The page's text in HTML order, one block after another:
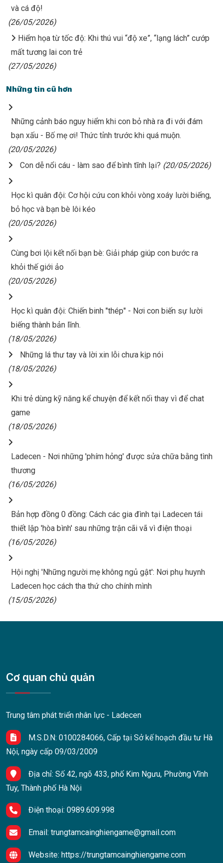
và cá độ!
(26/05/2026)
Hiểm họa từ tốc độ: Khi thú vui “độ xe”, “lạng lách” cướp
mất tương lai con trẻ
(27/05/2026)
Những tin cũ hơn
Những cảnh báo nguy hiểm khi con bỏ nhà ra đi với đám
bạn xấu - Bố mẹ ơi! Thức tỉnh trước khi quá muộn.
(20/05/2026)
Con dễ nổi cáu - làm sao để bình tĩnh lại? (20/05/2026)
Học kì quân đội: Cơ hội cứu con khỏi vòng xoáy lười biếng,
bỏ học và bạn bè lôi kéo
(20/05/2026)
Cùng bơi lội kết nối bạn bè: Giải pháp giúp con bước ra
khỏi thế giới ảo
(20/05/2026)
Học kì quân đội: Chiến binh "thép" - Nơi con biến sự lười
biếng thành bản lĩnh.
(18/05/2026)
Những lá thư tay và lời xin lỗi chưa kịp nói
(18/05/2026)
Khi trẻ dùng kỹ năng kể chuyện để kết nối thay vì để chat
game
(18/05/2026)
Ladecen - Nơi những 'phím hỏng' được sửa chữa bằng tình
thương
(16/05/2026)
Bản hợp đồng 0 đồng: Cách các gia đình tại Ladecen tái
thiết lập 'hòa bình' sau những trận cãi vã vì điện thoại
(16/05/2026)
Hội nghị 'Những người mẹ không ngủ gật': Nơi phụ huynh
Ladecen học cách tha thứ cho chính mình
(15/05/2026)
Cơ quan chủ quản
Trung tâm phát triển nhân lực - Ladecen
M.S.D.N: 0100284066, Cấp tại Sở kế hoạch đầu tư Hà
Nội, ngày cấp 09/03/2009
Địa chỉ: Số 42, ngõ 433, phố Kim Ngưu, Phường Vĩnh
Tuy, Thành phố Hà Nội
Điện thoại: 0989.609.998
Email: trungtamcainghiengame@gmail.com
Website: https://trungtamcainghiengame.com